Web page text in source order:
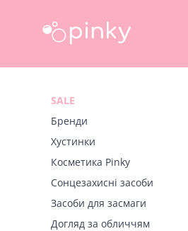
SALE
Бренди
Хустинки
Косметика Pinky
Сонцезахисні засоби
Засоби для засмаги
Догляд за обличчям
Фільтр